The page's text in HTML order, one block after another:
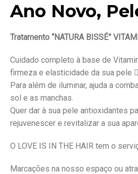
Ano Novo,
Tratamento “NATURA BISSÉ”
Cuidado completo à base de
firmeza e elasticidade da sua pele
Para além de iluminar, ajuda a
sol e as manchas.
Quer dar à sua pele antioxidantes
rejuvenescer e revitalizar a sua
O LOVE IS IN THE HAIR tem o
Marcações na nosso espaço ou